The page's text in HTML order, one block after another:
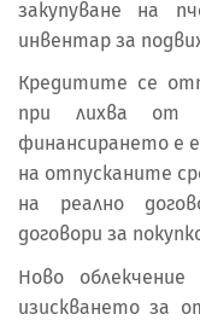
закупуване на
инвентар за
Кредитите се
при лихва от
финансирането е
на отпусканите
на реално
договори за
Ново
изискването за